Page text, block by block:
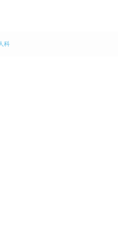
科